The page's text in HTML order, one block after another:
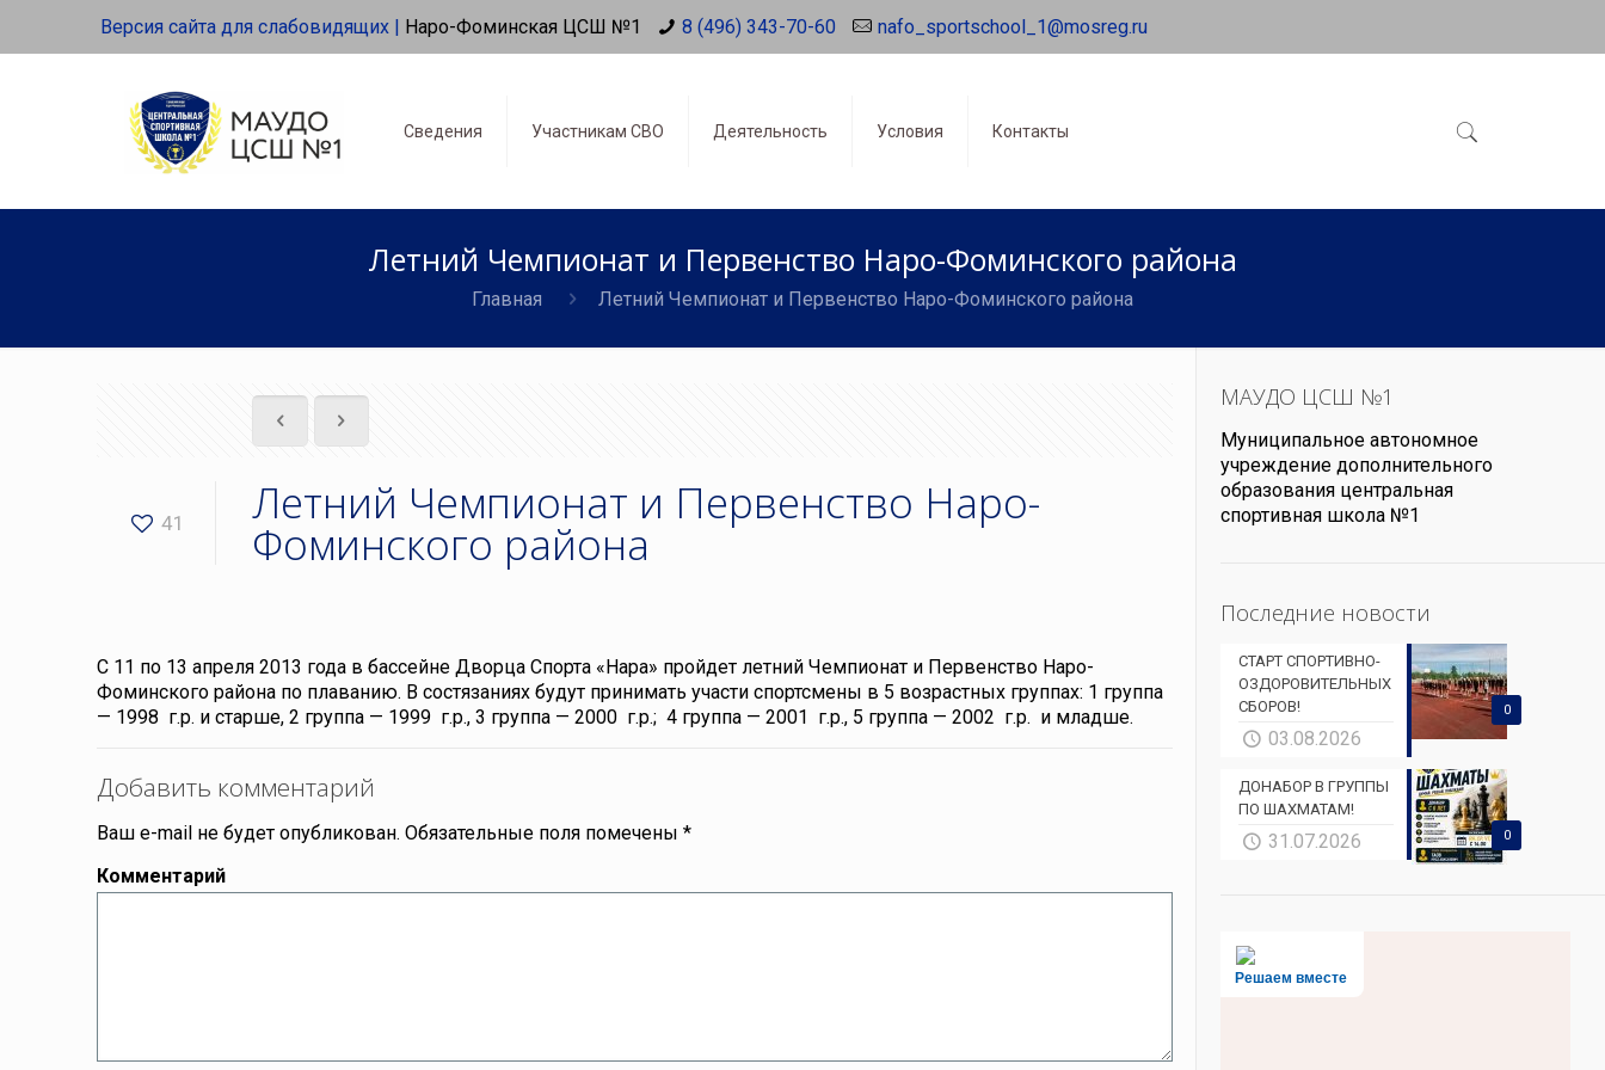
Версия сайта для слабовидящих | Наро-Фоминская ЦСШ №1 8 (496) 343-70-60 nafo_sportschool_1@mosreg.ru
Сведения Участникам СВО Деятельность Условия Контакты
Летний Чемпионат и Первенство Наро-Фоминского района
Главная Летний Чемпионат и Первенство Наро-Фоминского района
41 Летний Чемпионат и Первенство Наро-
Фоминского района
С 11 по 13 апреля 2013 года в бассейне Дворца Спорта «Нара» пройдет летний Чемпионат и Первенство Наро-
Фоминского района по плаванию. В состязаниях будут принимать участи спортсмены в 5 возрастных группах: 1 группа
— 1998 г.р. и старше, 2 группа — 1999 г.р., 3 группа — 2000 г.р.; 4 группа — 2001 г.р., 5 группа — 2002 г.р. и младше.
Добавить комментарий
Ваш e-mail не будет опубликован. Обязательные поля помечены*
Комментарий
МАУДО ЦСШ №1
Муниципальное автономное
учреждение дополнительного
образования центральная
спортивная школа №1
Последние новости
0
СТАРТ СПОРТИВНО-
ОЗДОРОВИТЕЛЬНЫХ
СБОРОВ!
03.08.2026
0
ДОНАБОР В ГРУППЫ
ПО ШАХМАТАМ!
31.07.2026
Решаем вместе